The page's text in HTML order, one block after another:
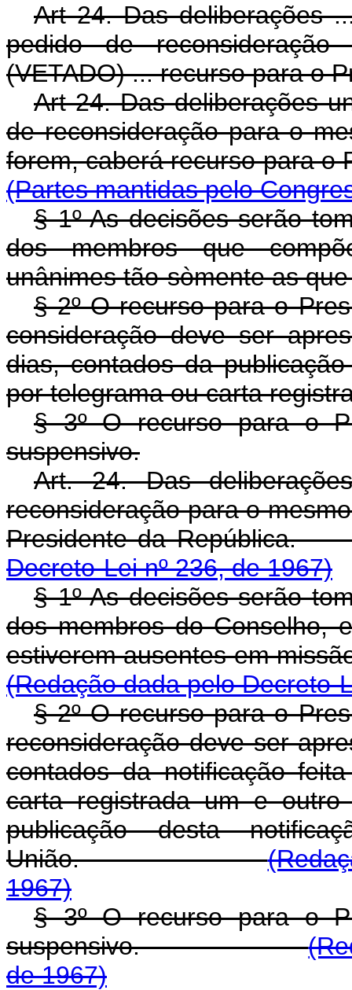
Art 24. Das deliberações
pedido de
(VETADO) ... recurso para o
Art 24. Das deliberações
de reconsideração para o
forem, caberá recurso
(Partes mantidas pelo
§ 1º As decisões serão
dos membros que
unânimes tão-sòmente as
§ 2º O recurso para o
consideração deve ser
dias, contados da
por telegrama ou carta
§ 3º O recurso para o
suspensivo.
Art. 24. Das
reconsideração para o
Presidente da
Decreto-Lei nº 236, de 1967)
§ 1º As decisões serão
dos membros do Conselho,
estiverem ausentes em
(Redação dada pelo Decreto-
§ 2º O recurso para o
reconsideração deve ser
contados da notificação
carta registrada um e
publicação desta
União.
1967)
§ 3º O recurso para o
suspensivo.
de 1967)